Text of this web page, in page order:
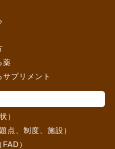
薬
プリメント
）
点、制度、施設）
）